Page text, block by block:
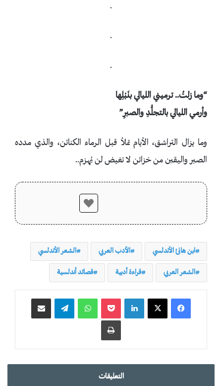
.
.
.
“وما زلتُ.. ترميني الليالي بنَبْلِها
وأرمي الليالي بالتجلُّدِ والصبرِ”
وما يزال التراشق، الأيام تملأ قبل الرماء الكنائن، والذي مدده
الصبر واليقين من خزائن لا تغيض لن يُهزم..
ابن هانئ الأندلسي الأدب العربي الشعر الأندلسي
الشعر العربي قراءة أدبية قصائد أندلسية
واتساب
التعليقات